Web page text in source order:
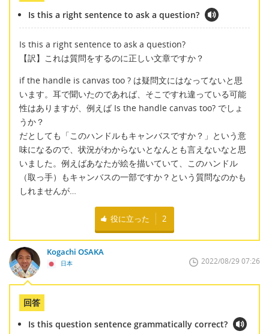
Is this a right sentence to ask a question?
Is this a right sentence to ask a question?
【訳】これは質問をするのに正しい文章ですか？
if the handle is canvas too ? は疑問文にはなってないと思
います。耳で聞いたのであれば、そこですれ違っている可能
性はありますが、例えば Is the handle canvas too? でしょ
うか？
だとしても「このハンドルもキャンバスですか？」という意
味になるので、状況がわからないとなんとも言えないなと思
いました。例えばあなたが絵を描いていて、このハンドル
（取っ手）もキャンバスの一部ですか？という質問なのかも
しれませんが…
役に立った 2
Kogachi OSAKA
日本 2022/08/29 07:26
回答
Is this question sentence grammatically correct?